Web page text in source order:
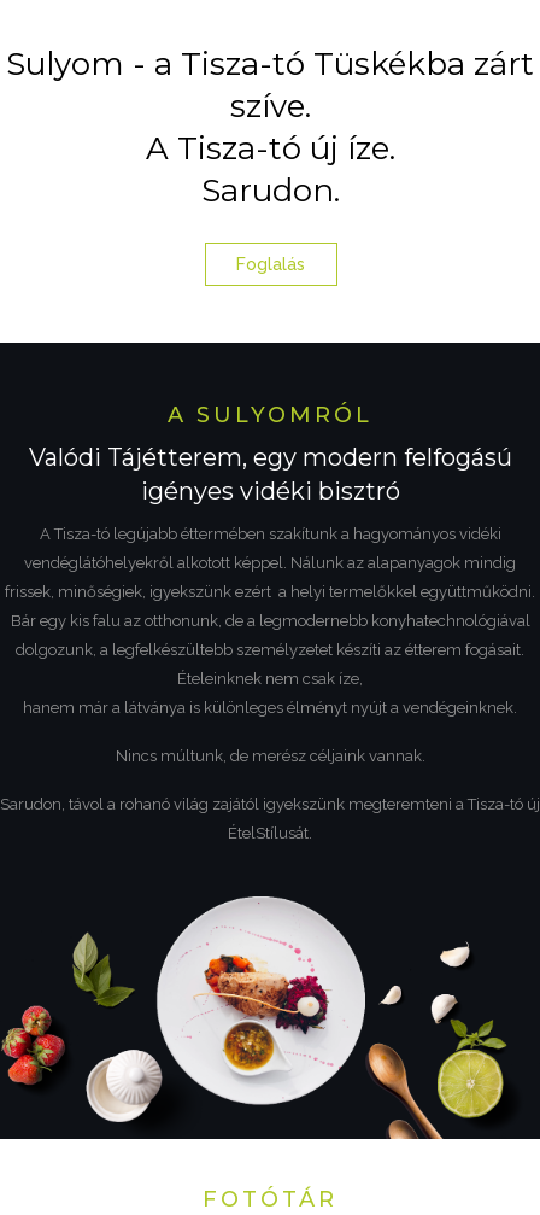
Sulyom - a Tisza-tó Tüskékba zárt
szíve.
A Tisza-tó új íze.
Sarudon.
Foglalás
A SULYOMRÓL
Valódi Tájétterem, egy modern felfogású
igényes vidéki bisztró
A Tisza-tó legújabb éttermében szakítunk a hagyományos vidéki
vendéglátóhelyekről alkotott képpel. Nálunk az alapanyagok mindig
frissek, minőségiek, igyekszünk ezért a helyi termelőkkel együttműködni.
Bár egy kis falu az otthonunk, de a legmodernebb konyhatechnológiával
dolgozunk, a legfelkészültebb személyzetet készíti az étterem fogásait.
Ételeinknek nem csak íze,
hanem már a látványa is különleges élményt nyújt a vendégeinknek.
Nincs múltunk, de merész céljaink vannak.
Sarudon, távol a rohanó világ zajától igyekszünk megteremteni a Tisza-tó új
ÉtelStílusát.
FOTÓTÁR